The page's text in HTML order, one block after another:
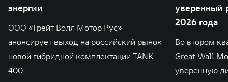
энергии
ООО «Грейт Волл Мотор Рус»
анонсирует выход на российский рынок
новой гибридной комплектации TANK
400
уверенный
2026 года
Во втором
Great Wall
уверенную